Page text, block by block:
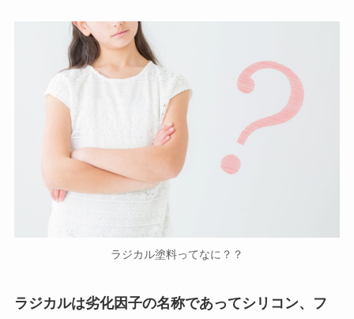
ラジカル塗料ってなに？？
ラジカルは劣化因子の名称であってシリコン、フ